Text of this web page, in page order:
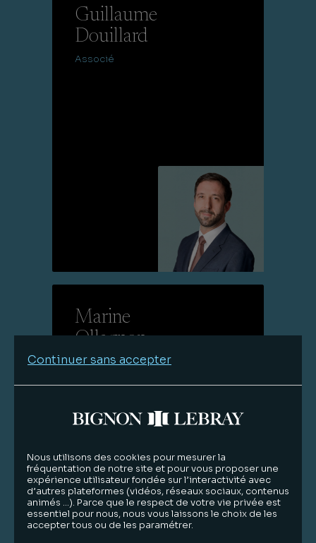
Guillaume
Douillard
Associé
Marine
Ollagnon
Avocat
Continuer sans accepter
Nous utilisons des cookies pour mesurer la
fréquentation de notre site et pour vous proposer une
expérience utilisateur fondée sur l’interactivité avec
d’autres plateformes (vidéos, réseaux sociaux, contenus
animés …). Parce que le respect de votre vie privée est
essentiel pour nous, nous vous laissons le choix de les
accepter tous ou de les paramétrer.